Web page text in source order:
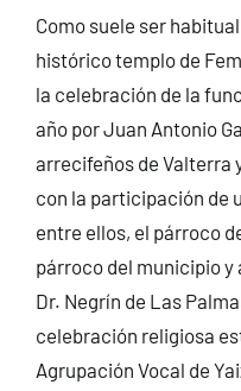
Como suele ser
histórico templo de
la celebración de la
año por Juan Antonio
arrecifeños de Valterra
con la participación de
entre ellos, el párroco
párroco del municipio
Dr. Negrín de Las
celebración religiosa
Agrupación Vocal de